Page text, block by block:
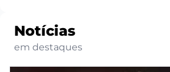
Notícias
em destaques